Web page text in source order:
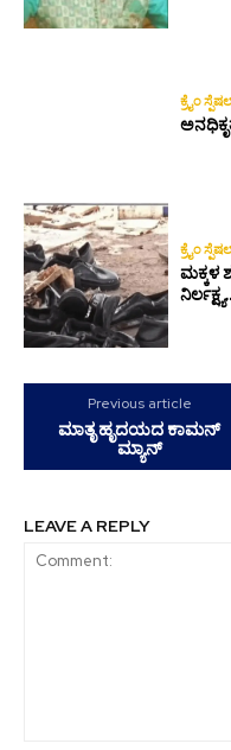
ಕ್ರೈಂ
ಕ್ರೈಂ
ಮಕ್ಕಳ
Previous article
ಮಾತೃ ಹೃದಯದ ಕಾಮನ್
ಮ್ಯಾನ್
LEAVE A REPLY